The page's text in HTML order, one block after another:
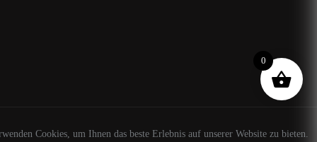
Cookies, um Ihnen das beste Erlebnis auf unserer Website zu bieten.
0